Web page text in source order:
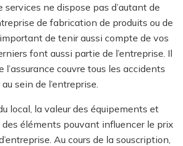
services ne dispose pas d’autant de
de fabrication de produits ou de
de tenir aussi compte de vos
font aussi partie de l’entreprise. Il
couvre tous les accidents
sein de l’entreprise.
local, la valeur des équipements et
éléments pouvant influencer le prix
Au cours de la souscription,